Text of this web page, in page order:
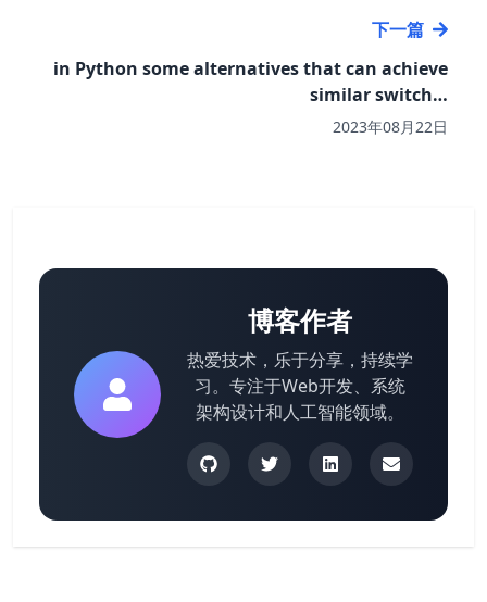
下一篇
in Python some alternatives that can achieve
similar switch…
2023年08月22日
博客作者
热爱技术，乐于分享，持续学
习。专注于Web开发、系统
架构设计和人工智能领域。